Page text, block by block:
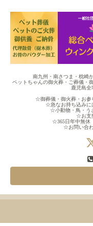
南九州・南さつま・枕崎
ペットちゃんの御火葬・ご葬儀・
鹿児島全
☆御葬儀・御火葬・お参
☆急なお持ち込み
☆小動物・鳥・う
☆お支
☆365日年中無休
☆お問い合